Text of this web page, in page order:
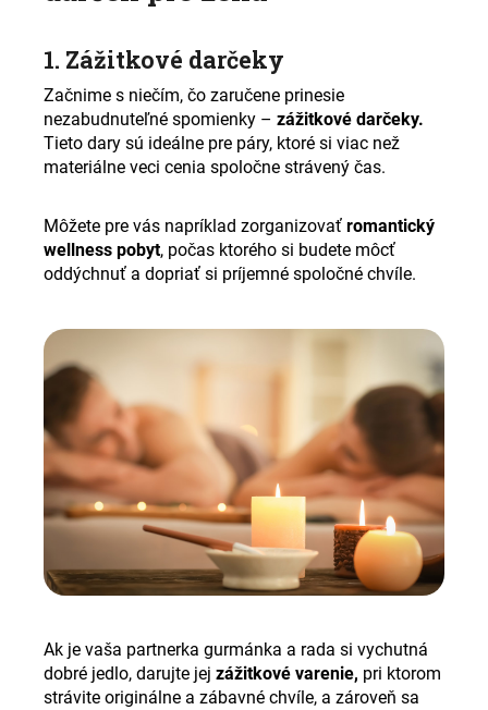
1. Zážitkové darčeky
Začnime s niečím, čo zaručene prinesie
nezabudnuteľné spomienky – zážitkové darčeky.
Tieto dary sú ideálne pre páry, ktoré si viac než
materiálne veci cenia spoločne strávený čas.
Môžete pre vás napríklad zorganizovať romantický
wellness pobyt, počas ktorého si budete môcť
oddýchnuť a dopriať si príjemné spoločné chvíle.
Ak je vaša partnerka gurmánka a rada si vychutná
dobré jedlo, darujte jej zážitkové varenie, pri ktorom
strávite originálne a zábavné chvíle, a zároveň sa